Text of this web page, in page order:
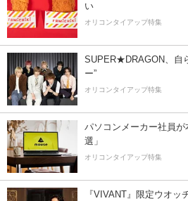
い
オリコンタイアップ特集
SUPER★DRAGON、自
ー”
オリコンタイアップ特集
パソコンメーカー社員
選」
オリコンタイアップ特集
『VIVANT』限定ウオ